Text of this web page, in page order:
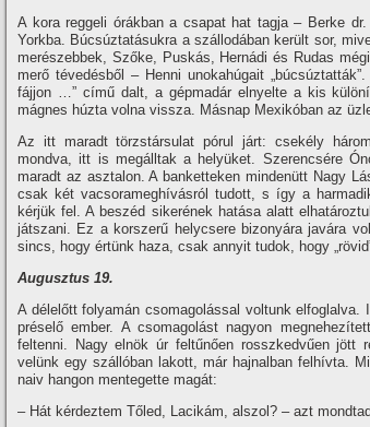
A kora reggeli órákban a csapat hat tagja – Berke
Yorkba. Búcsúztatásukra a szállodában került sor,
merészebbek, Szőke, Puskás, Hernádi és Rudas
merő tévedésből – Henni unokahúgait
fájjon …” cí­mű dalt, a gépmadár elnyelte a kis
mágnes húzta volna vissza. Másnap Mexikóban az
Az itt maradt törzstársulat pórul járt: csekély
mondva, itt is megálltak a helyüket. Szerencsére
maradt az asztalon. A banketteken mindenütt Nagy
csak két vacsorameghí­vásról tudott, s í­gy a
kérjük fel. A beszéd sikerének hatása alatt
játszani. Ez a korszerű helycsere bizonyára javára
sincs, hogy értünk haza, csak annyit tudok, hogy
Augusztus 19.
A délelőtt folyamán csomagolással voltunk
préselő ember. A csomagolást nagyon
feltenni. Nagy elnök úr feltűnően rosszkedvűen jött
velünk egy szállóban lakott, már hajnalban felhí­vta.
naiv hangon mentegette magát:
– Hát kérdeztem Tőled, Lacikám, alszol? – azt